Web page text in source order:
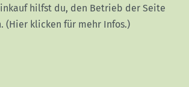
hilfst du, den Betrieb der Seite
(Hier klicken für mehr Infos.)